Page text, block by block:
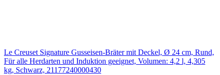
Le Creuset Signature Gusseisen-Bräter mit Deckel, Ø 24 cm, Rund,
Für alle Herdarten und Induktion geeignet, Volumen: 4,2 l, 4,305
kg, Schwarz, 21177240000430